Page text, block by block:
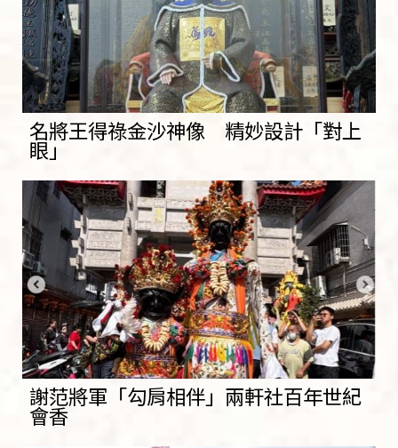
名將王得祿金沙神像 精妙設計「對上
眼」
謝范將軍「勾肩相伴」兩軒社百年世紀
會香